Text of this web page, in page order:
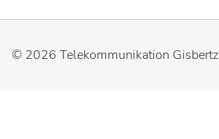
© 2026 Telekommunikation Gisbertz